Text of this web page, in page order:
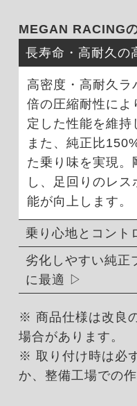
MEGAN RACING
長寿命・高耐久の
高密度・高耐久
倍の圧縮耐性によ
定した性能を維持
また、純正比
た乗り味を実現
し、足回りのレ
能が向上します。
乗り心地とコント
劣化しやすい純正
に最適
※ 商品仕様は改良
場合があります。
※ 取り付け時は必
か、整備工場での